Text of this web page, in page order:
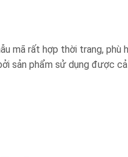
mã rất hợp thời trang, phù
sản phẩm sử dụng được